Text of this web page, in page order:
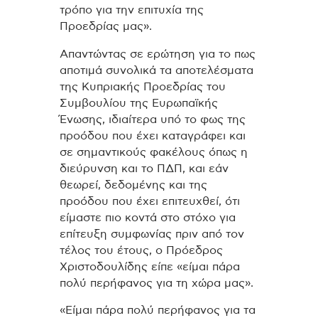
τρόπο για την επιτυχία της
Προεδρίας μας».
Απαντώντας σε ερώτηση για το πως
αποτιμά συνολικά τα αποτελέσματα
της Κυπριακής Προεδρίας του
Συμβουλίου της Ευρωπαϊκής
Ένωσης, ιδιαίτερα υπό το φως της
προόδου που έχει καταγράφει και
σε σημαντικούς φακέλους όπως η
διεύρυνση και το ΠΔΠ, και εάν
θεωρεί, δεδομένης και της
προόδου που έχει επιτευχθεί, ότι
είμαστε πιο κοντά στο στόχο για
επίτευξη συμφωνίας πριν από τον
τέλος του έτους, ο Πρόεδρος
Χριστοδουλίδης είπε «είμαι πάρα
πολύ περήφανος για τη χώρα μας».
«Είμαι πάρα πολύ περήφανος για τα